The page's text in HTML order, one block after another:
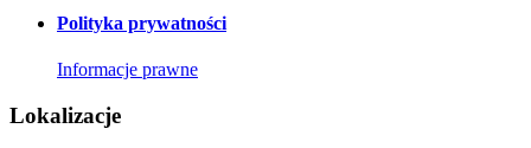
Polityka prywatności
Informacje prawne
Lokalizacje